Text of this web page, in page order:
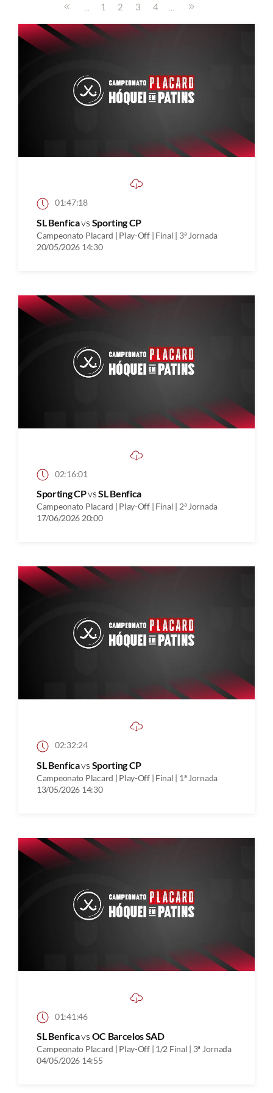
... 1 2 3 4 ...
01:47:18
SL Benficavs Sporting CP
Campeonato Placard | Play-Off | Final | 3ª Jornada
20/05/2026 14:30
02:16:01
Sporting CPvsSL Benfica
Campeonato Placard | Play-Off | Final | 2ª Jornada
17/06/2026 20:00
02:32:24
SL Benficavs Sporting CP
Campeonato Placard | Play-Off | Final | 1ª Jornada
13/05/2026 14:30
01:41:46
SL Benficavs OC Barcelos SAD
Campeonato Placard | Play-Off | 1/2 Final | 3ª Jornada
04/05/2026 14:55